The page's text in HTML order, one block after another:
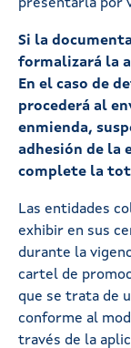
presentarla por
Si la
formalizará la
En el caso de
procederá al
enmienda,
adhesión de la
complete la
Las entidades
exhibir en sus
durante la
cartel de
que se trata de
conforme al
través de la